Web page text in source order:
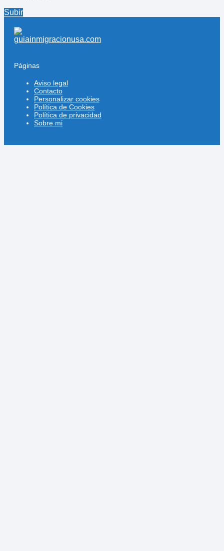
Subir
Páginas
Aviso legal
Contacto
Personalizar cookies
Política de Cookies
Política de privacidad
Sobre mi